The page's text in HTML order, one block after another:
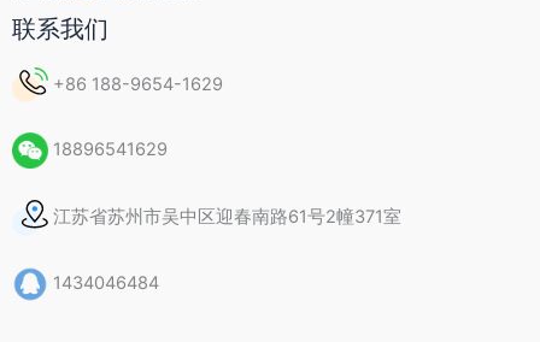
联系我们
+86 188-9654-1629
18896541629
江苏省苏州市吴中区迎春南路61号2幢371室
1434046484